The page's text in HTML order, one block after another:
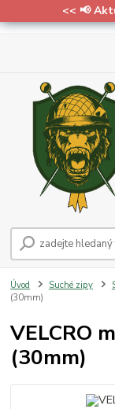
<< 📢
Úvod Suché zipy
(30mm)
VELCRO
(30mm)